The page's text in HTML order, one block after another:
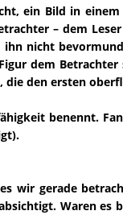
ein Bild in
– dem
nicht
dem
den ersten
benennt.
wir gerade
Waren